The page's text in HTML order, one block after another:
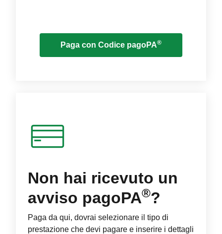
Paga con Codice pagoPA®
Non hai ricevuto un
avviso pagoPA®?
Paga da qui, dovrai selezionare il tipo di
prestazione che devi pagare e inserire i dettagli